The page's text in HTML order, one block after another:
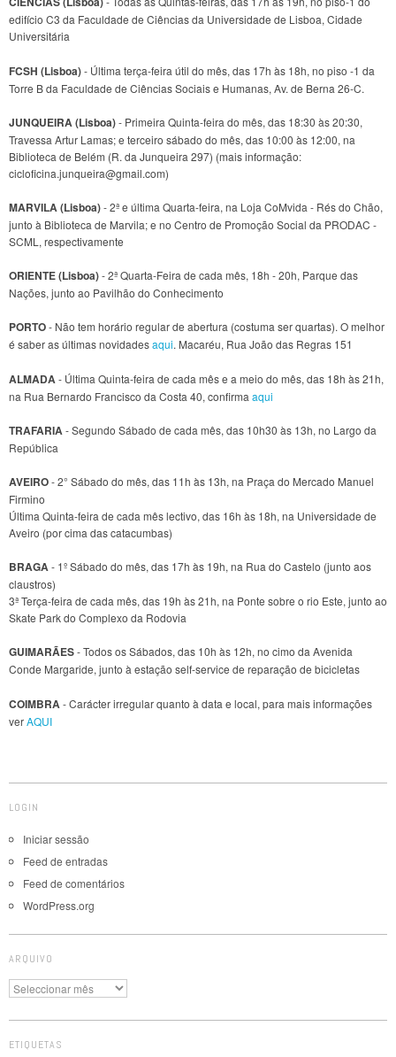
edifício C3 da Faculdade de Ciências da Universidade de Lisboa, Cidade
Universitária
FCSH (Lisboa)- Última terça-feira útil do mês, das 17h às 18h, no piso -1 da
Torre B da Faculdade de Ciências Sociais e Humanas, Av. de Berna 26-C.
JUNQUEIRA (Lisboa)- Primeira Quinta-feira do mês, das 18:30 às 20:30,
Travessa Artur Lamas; e terceiro sábado do mês, das 10:00 às 12:00, na
Biblioteca de Belém (R. da Junqueira 297) (mais informação:
cicloficina.junqueira@gmail.com)
MARVILA (Lisboa)- 2ª e última Quarta-feira, na Loja CoMvida - Rés do Chão,
junto à Biblioteca de Marvila; e no Centro de Promoção Social da PRODAC -
SCML, respectivamente
ORIENTE (Lisboa)- 2ª Quarta-Feira de cada mês, 18h - 20h, Parque das
Nações, junto ao Pavilhão do Conhecimento
PORTO- Não tem horário regular de abertura (costuma ser quartas). O melhor
é saber as últimas novidadesaqui. Macaréu, Rua João das Regras 151
ALMADA - Última Quinta-feira de cada mês e a meio do mês, das 18h às 21h,
na Rua Bernardo Francisco da Costa 40, confirma aqui
TRAFARIA- Segundo Sábado de cada mês, das 10h30 às 13h, no Largo da
República
AVEIRO- 2° Sábado do mês, das 11h às 13h, na Praça do Mercado Manuel
Firmino
Última Quinta-feira de cada mês lectivo, das 16h às 18h, na Universidade de
Aveiro (por cima das catacumbas)
BRAGA- 1º Sábado do mês, das 17h às 19h, na Rua do Castelo (junto aos
claustros)
3ª Terça-feira de cada mês, das 19h às 21h, na Ponte sobre o rio Este, junto ao
Skate Park do Complexo da Rodovia
GUIMARÃES- Todos os Sábados, das 10h às 12h, no cimo da Avenida
Conde Margaride, junto à estação self-service de reparação de bicicletas
COIMBRA - Carácter irregular quanto à data e local, para mais informações
verAQUI
LOGIN
Iniciar sessão
Feed de entradas
Feed de comentários
WordPress.org
ARQUIVO
Arquivo
ETIQUETAS